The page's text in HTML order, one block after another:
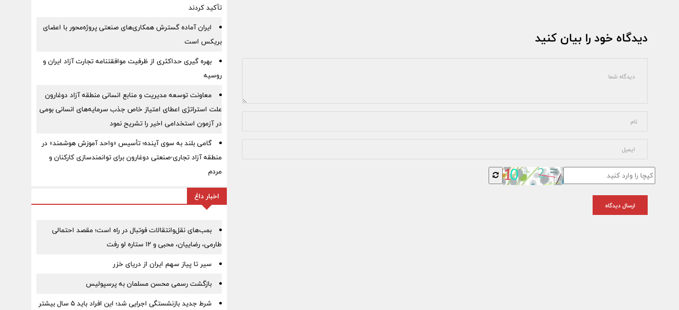
دیدگاه خود را بیان کنید
ارسال دیدگاه
تأکید کردند
ایران آماده گسترش همکاری‌های صنعتی پروژه‌محور با اعضای
بریکس است
بهره گیری حداکثری از ظرفیت موافقتنامه تجارت آزاد ایران و
روسیه
معاونت توسعه مدیریت و منابع انسانی منطقه آزاد دوغارون
علت استراتژی اعطای امتیاز خاص جذب سرمایه‌های انسانی بومی
در آزمون استخدامی اخیر را تشریح نمود
گامی بلند به سوی آینده؛ تأسیس «واحد آموزش هوشمند» در
منطقه آزاد تجاری-صنعتی دوغارون برای توانمندسازی کارکنان و
مردم
اخبار داغ
بمب‌های نقل‌وانتقالات فوتبال در راه است؛ مقصد احتمالی
طارمی، رضاییان، محبی و ۱۲ ستاره لو رفت
سیر تا پیاز سهم ایران از دریای خزر
بازگشت رسمی محسن مسلمان به پرسپولیس
شرط جدید بازنشستگی اجرایی شد؛ این افراد باید ۵ سال بیشتر